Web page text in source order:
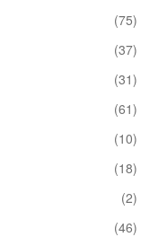
(75)
(37)
(31)
(61)
(10)
(18)
(2)
(46)